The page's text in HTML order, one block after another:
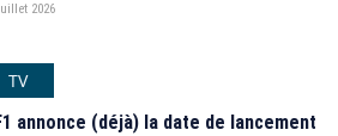
2026
TV
annonce (déjà) la date de lancement